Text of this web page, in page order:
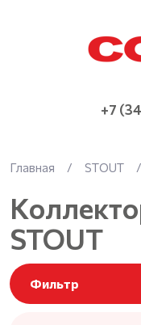
+7
Главная / STOUT /
STOUT
Фильтр